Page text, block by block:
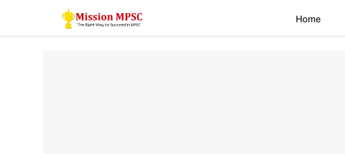
Home